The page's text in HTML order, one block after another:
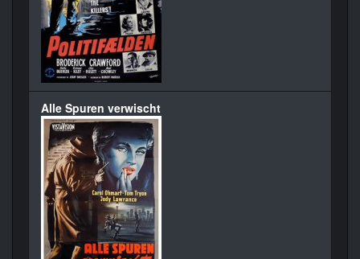
Alle Spuren verwischt